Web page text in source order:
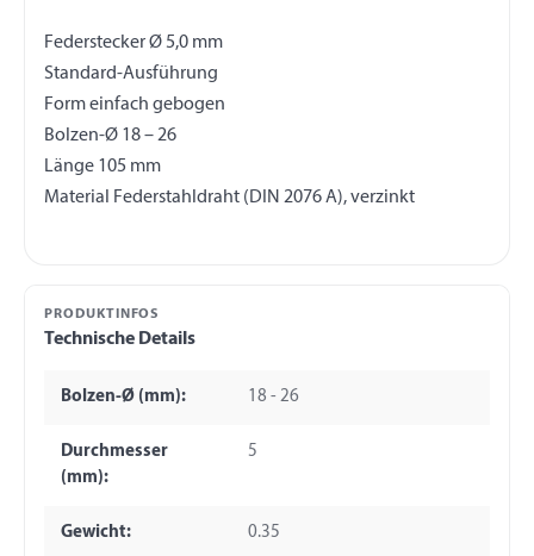
Federstecker Ø 5,0 mm
Standard-Ausführung
Form einfach gebogen
Bolzen-Ø 18 – 26
Länge 105 mm
PRODUKTINFOS
Technische Details
Bolzen-Ø (mm): 18 - 26
Durchmesser
(mm):
5
Gewicht: 0.35